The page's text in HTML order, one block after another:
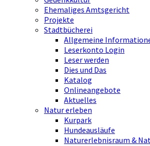
Ehemaliges Amtsgericht
Projekte
Stadtbücherei
Allgemeine
Leserkonto Login
Leser werden
Dies und Das
Katalog
Onlineangebote
Aktuelles
Natur erleben
Kurpark
Hundeausläufe
Naturerlebnisraum &